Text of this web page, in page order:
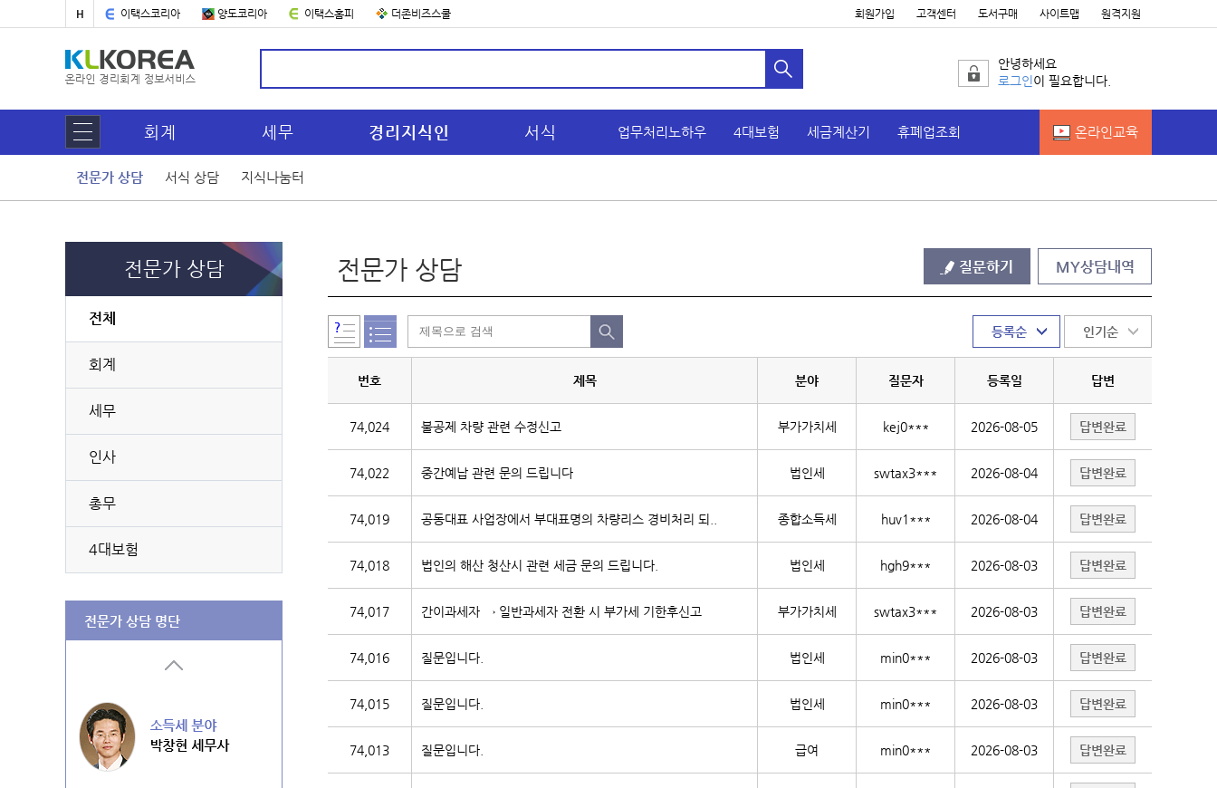
H 이택스코리아 양도코리아 이택스홈피 더존비즈스쿨 회원가입 고객센터 도서구매 사이트맵 원격지원
안녕하세요
로그인 이 필요합니다.
회계 세무 경리지식인 서식 업무처리노하우 4대보험 세금계산기 휴폐업조회 온라인교육
전문가 상담 서식 상담 지식나눔터
전문가 상담
전체
회계
세무
인사
총무
4대보험
전문가 상담 명단
전문가 상담
번호 제목 분야 질문자 등록일 답변
74,024 불공제 차량 관련 수정신고 부가가치세 kej0*** 2026-08-05 답변완료
74,022 중간예납 관련 문의 드립니다 법인세 swtax3*** 2026-08-04 답변완료
74,019 공동대표 사업장에서 부대표명의 차량리스 경비처리 되.. 종합소득세 huv1*** 2026-08-04 답변완료
74,018 법인의 해산 청산시 관련 세금 문의 드립니다. 법인세 hgh9*** 2026-08-03 답변완료
74,017 간이과세자 → 일반과세자 전환 시 부가세 기한후신고 부가가치세 swtax3*** 2026-08-03 답변완료
74,016 질문입니다. 법인세 min0*** 2026-08-03 답변완료
74,015 질문입니다. 법인세 min0*** 2026-08-03 답변완료
74,013 질문입니다. 급여 min0*** 2026-08-03 답변완료